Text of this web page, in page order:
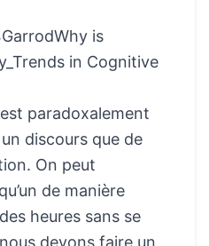
is
in Cognitive
paradoxalement
discours que de
On peut
de manière
heures sans se
devons faire un